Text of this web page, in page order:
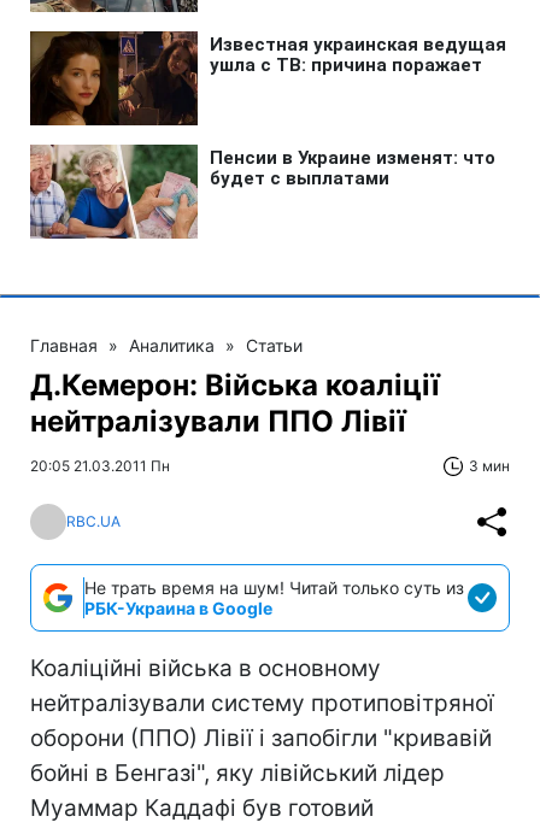
Главная » Аналитика » Статьи
Д.Кемерон: Війська коаліції
нейтралізували ППО Лівії
20:05 21.03.2011 Пн 3 мин
RBC.UA
Не трать время на шум! Читай только суть из
РБК-Украина в Google
Коаліційні війська в основному
нейтралізували систему протиповітряної
оборони (ППО) Лівії і запобігли "кривавій
бойні в Бенгазі", яку лівійський лідер
Муаммар Каддафі був готовий